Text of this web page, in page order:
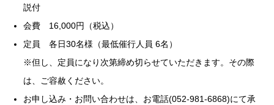
説付
会費 16,000円（税込）
定員 各日30名様（最低催行人員 6名）
※但し、定員になり次第締め切らせていただきます。その際
は、ご容赦ください。
お申し込み・お問い合わせは、お電話(052-981-6868)にて承